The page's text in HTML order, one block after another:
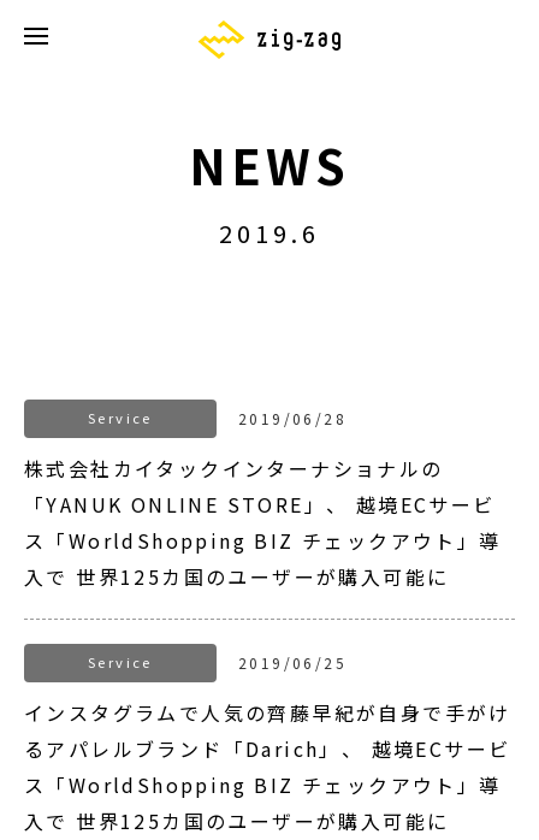
NEWS
2019.6
Service 2019/06/28
株式会社カイタックインターナショナルの
「YANUK ONLINE STORE」、 越境ECサービ
ス「WorldShopping BIZ チェックアウト」導
入で 世界125カ国のユーザーが購入可能に
Service 2019/06/25
インスタグラムで人気の齊藤早紀が自身で手がけ
るアパレルブランド「Darich」、 越境ECサービ
ス「WorldShopping BIZ チェックアウト」導
入で 世界125カ国のユーザーが購入可能に